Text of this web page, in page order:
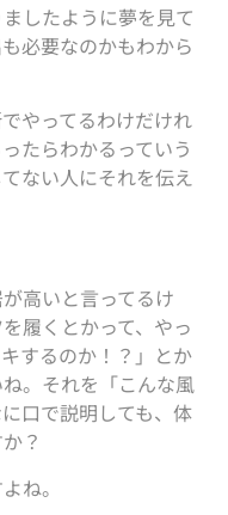
したように夢を見て
必要なのかもわから
やってるわけだけれ
たらわかるっていう
ない人にそれを伝え
高いと言ってるけ
履くとかって、やっ
するのか！？」とか
。それを「こんな風
口で説明しても、体
？
ね。